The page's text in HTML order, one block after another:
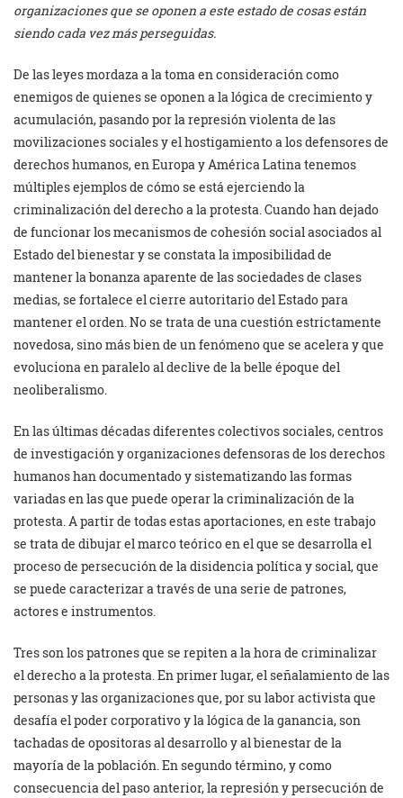
organizaciones que se oponen a este estado de cosas están
siendo cada vez más perseguidas.
De las leyes mordaza a la toma en consideración como
enemigos de quienes se oponen a la lógica de crecimiento y
acumulación, pasando por la represión violenta de las
movilizaciones sociales y el hostigamiento a los defensores de
derechos humanos, en Europa y América Latina tenemos
múltiples ejemplos de cómo se está ejerciendo la
criminalización del derecho a la protesta. Cuando han dejado
de funcionar los mecanismos de cohesión social asociados al
Estado del bienestar y se constata la imposibilidad de
mantener la bonanza aparente de las sociedades de clases
medias, se fortalece el cierre autoritario del Estado para
mantener el orden. No se trata de una cuestión estrictamente
novedosa, sino más bien de un fenómeno que se acelera y que
evoluciona en paralelo al declive de la belle époque del
neoliberalismo.
En las últimas décadas diferentes colectivos sociales, centros
de investigación y organizaciones defensoras de los derechos
humanos han documentado y sistematizando las formas
variadas en las que puede operar la criminalización de la
protesta. A partir de todas estas aportaciones, en este trabajo
se trata de dibujar el marco teórico en el que se desarrolla el
proceso de persecución de la disidencia política y social, que
se puede caracterizar a través de una serie de patrones,
actores e instrumentos.
Tres son los patrones que se repiten a la hora de criminalizar
el derecho a la protesta. En primer lugar, el señalamiento de las
personas y las organizaciones que, por su labor activista que
desafía el poder corporativo y la lógica de la ganancia, son
tachadas de opositoras al desarrollo y al bienestar de la
mayoría de la población. En segundo término, y como
consecuencia del paso anterior, la represión y persecución de